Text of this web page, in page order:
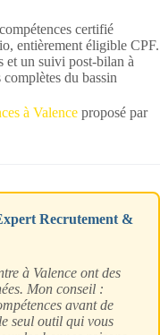
certifié
entièrement éligible CPF.
et un suivi post-bilan à
du bassin
à Valence proposé par
Recrutement &
à Valence ont des
Mon conseil :
avant de
seul outil qui vous